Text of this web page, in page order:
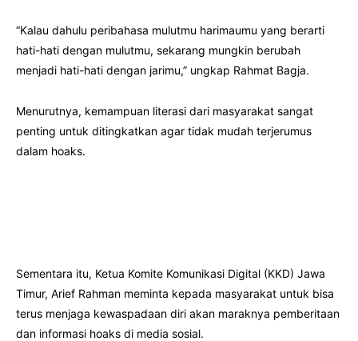
“Kalau dahulu peribahasa mulutmu harimaumu yang berarti
hati-hati dengan mulutmu, sekarang mungkin berubah
menjadi hati-hati dengan jarimu,” ungkap Rahmat Bagja.
Menurutnya, kemampuan literasi dari masyarakat sangat
penting untuk ditingkatkan agar tidak mudah terjerumus
dalam hoaks.
Sementara itu, Ketua Komite Komunikasi Digital (KKD) Jawa
Timur, Arief Rahman meminta kepada masyarakat untuk bisa
terus menjaga kewaspadaan diri akan maraknya pemberitaan
dan informasi hoaks di media sosial.